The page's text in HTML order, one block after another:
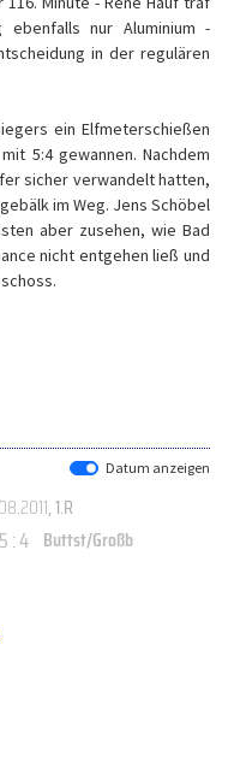
nur Aluminium -
in der regulären
ein Elfmeterschießen
5:4 gewannen. Nachdem
sicher verwandelt hatten,
im Weg. Jens Schöbel
aber zusehen, wie Bad
nicht entgehen ließ und
Datum anzeigen
, 1.R
5 : 4 Buttst/Großb